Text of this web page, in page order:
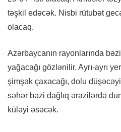
təşkil edəcək. Nisbi rütubət
olacaq.
Azərbaycanın rayonlarında
yağacağı gözlənilir. Ayrı-ayrı
şimşək çaxacağı, dolu
səhər bəzi dağlıq ərazilərdə
küləyi əsəcək.